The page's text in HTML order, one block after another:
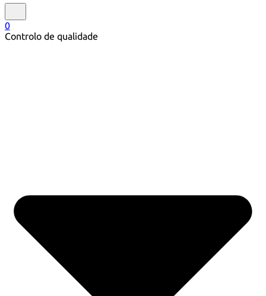
0
Controlo de qualidade